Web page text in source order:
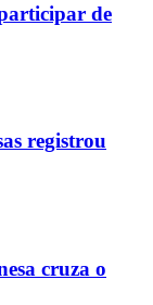
de
registrou
cruza o